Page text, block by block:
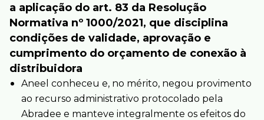
a aplicação do art. 83 da Resolução
Normativa nº 1000/2021, que disciplina
condições de validade, aprovação e
cumprimento do orçamento de conexão à
distribuidora
Aneel conheceu e, no mérito, negou provimento
ao recurso administrativo protocolado pela
Abradee e manteve integralmente os efeitos do